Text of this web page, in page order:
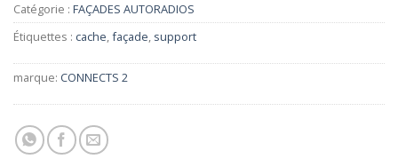
Catégorie : FAÇADES AUTORADIOS
Étiquettes : cache,façade, support
marque: CONNECTS 2